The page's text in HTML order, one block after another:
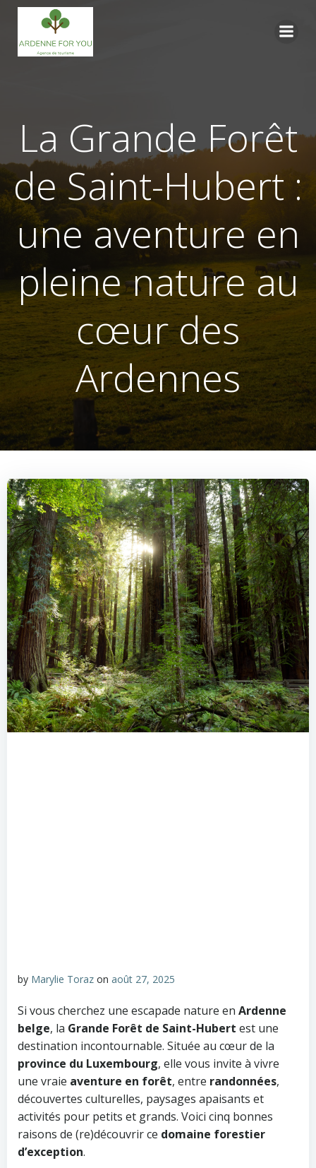
La Grande Forêt
de Saint-Hubert :
une aventure en
pleine nature au
cœur des
Ardennes
by Marylie Toraz on août 27, 2025
Si vous cherchez une escapade nature en Ardenne
belge, la Grande Forêt de Saint-Hubert est une
destination incontournable. Située au cœur de la
province du Luxembourg, elle vous invite à vivre
une vraie aventure en forêt, entre randonnées,
découvertes culturelles, paysages apaisants et
activités pour petits et grands. Voici cinq bonnes
raisons de (re)découvrir ce domaine forestier
d’exception.